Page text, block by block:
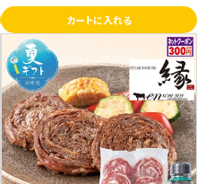
カートに入れる